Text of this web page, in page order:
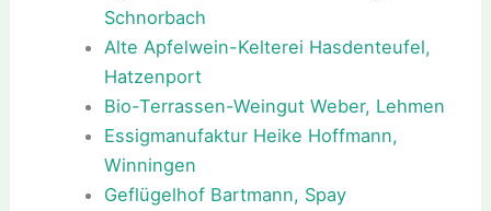
Schnorbach
Alte Apfelwein-Kelterei Hasdenteufel,
Hatzenport
Bio-Terrassen-Weingut Weber, Lehmen
Essigmanufaktur Heike Hoffmann,
Winningen
Geflügelhof Bartmann, Spay